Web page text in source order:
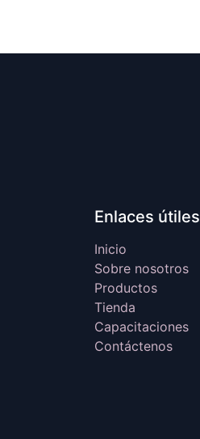
Enlaces útiles
Inicio
Sobre nosotros
Productos
Tienda
Capacitaciones
Contáctenos